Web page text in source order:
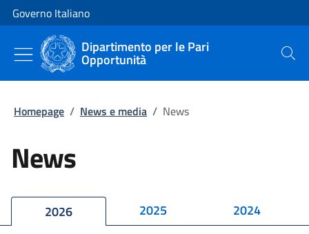
Vai al contenuto
Vai alla navigazione del sito
Governo Italiano
Dipartimento per le Pari
Opportunità Cerca
Homepage / News e media / News
News
2026 2025 2024